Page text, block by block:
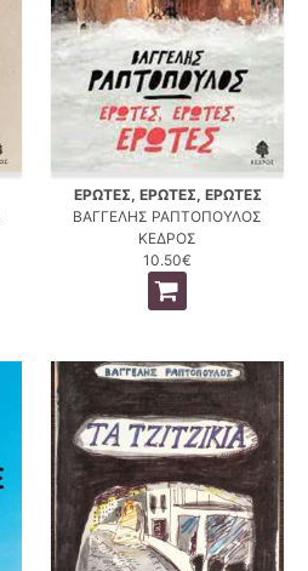
ΕΡΩΤΕΣ, ΕΡΩΤΕΣ, ΕΡΩΤΕΣ
ΒΑΓΓΕΛΗΣ ΡΑΠΤΟΠΟΥΛΟΣ
ΚΕΔΡΟΣ
10.50€